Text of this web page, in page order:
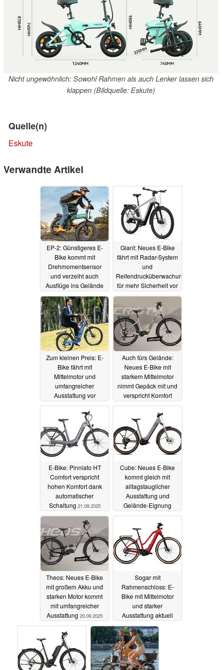
Nicht ungewöhnlich: Sowohl Rahmen als auch Lenker lassen sich
klappen (Bildquelle: Eskute)
Quelle(n)
Eskute
Verwandte Artikel
EP-2: Günstigeres E-
Bike kommt mit
Drehmomentsensor
und verzeiht auch
Ausflüge ins Gelände
24.09.2025
Giant: Neues E-Bike
fährt mit Radar-System
und
Reifendrucküberwachung
für mehr Sicherheit vor
24.09.2025
Zum kleinen Preis: E-
Bike fährt mit
Mittelmotor und
umfangreicher
Ausstattung vor
Auch fürs Gelände:
Neues E-Bike mit
starkem Mittelmotor
nimmt Gepäck mit und
verspricht Komfort
E-Bike: Pinniato HT
Comfort verspricht
hohen Komfort dank
automatischer
Schaltung 21.09.2025
Cube: Neues E-Bike
kommt gleich mit
alltagstauglicher
Ausstattung und
Gelände-Eignung
Theos: Neues E-Bike
mit großem Akku und
starken Motor kommt
mit umfangreicher
Ausstattung 20.09.2025
Sogar mit
Rahmenschloss: E-
Bike mit Mittelmotor
und starker
Ausstattung aktuell
über 60 Prozent unter
UVP erhältlich19.09.2025